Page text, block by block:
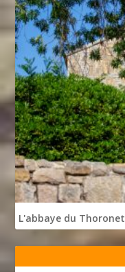
L'abbaye du Thoronet